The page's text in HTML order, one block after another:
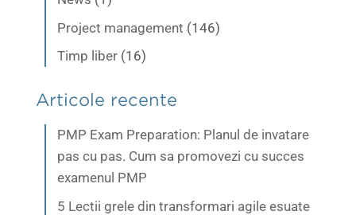
Project management (146)
Timp liber(16)
Articole recente
PMP Exam Preparation: Planul de invatare
pas cu pas. Cum sa promovezi cu succes
examenul PMP
5 Lectii grele din transformari agile esuate